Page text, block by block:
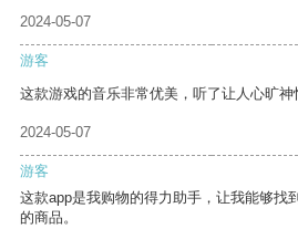
2024-05-07
游客
这款游戏的音乐非常优美，听了让人心旷神
2024-05-07
游客
这款app是我购物的得力助手，让我能够找
的商品。